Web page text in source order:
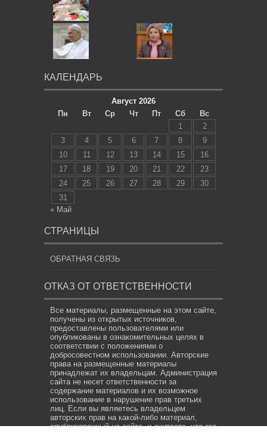
КАЛЕНДАРЬ
Август 2026
Пн
Вт Ср Чт Пт Сб
Вс
1
2
3
4 5 6 7 8
9
10
11 12 13 14 15
16
17
18 19 20 21 22
23
24
25 26 27 28 29
30
31
« Май
СТРАНИЦЫ
ОБРАТНАЯ СВЯЗЬ
ОТКАЗ ОТ ОТВЕТСТВЕННОСТИ
Все материалы, размещенные на этом сайте,
получены из открытых источников,
предоставлены пользователями или
опубликованы в ознакомительных целях в
соответствии с положениями о
добросовестном использовании. Авторские
права на размещенные материалы
принадлежат их владельцам. Администрация
сайта не несет ответственности за
содержание материалов и их возможное
использование в нарушение прав третьих
лиц. Если вы являетесь владельцем
авторских прав на какой-либо материал,
опубликованный на сайте, и считаете, что его